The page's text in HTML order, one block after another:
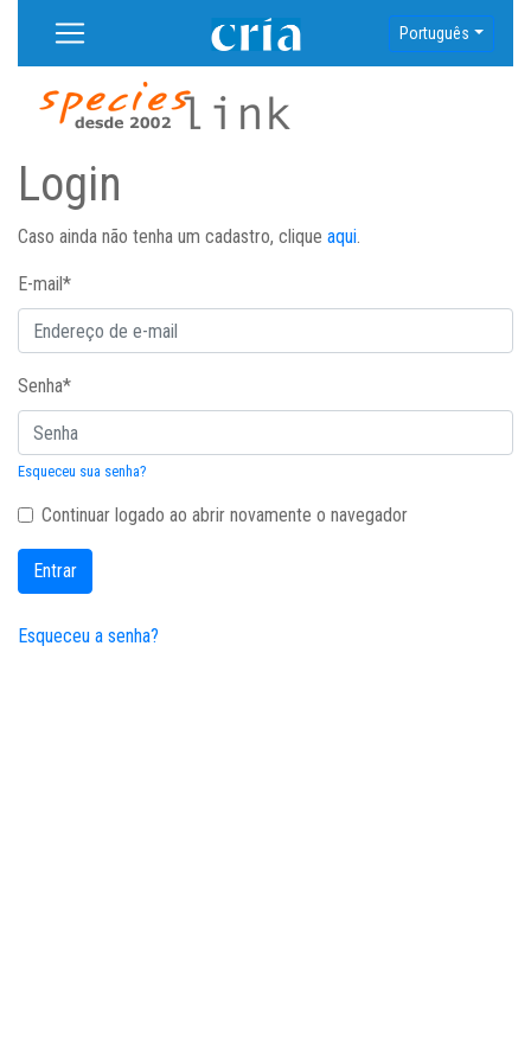
Português
Login
Caso ainda não tenha um cadastro, clique aqui.
E-mail*
Senha*
Esqueceu sua senha?
Continuar logado ao abrir novamente o navegador
Entrar
Esqueceu a senha?